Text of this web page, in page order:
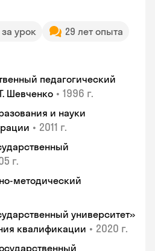
за урок
29 лет опыта
педагогический
Шевченко • 1996 г.
и науки
• 2011 г.
г.
методический
университет»
квалификации • 2020 г.